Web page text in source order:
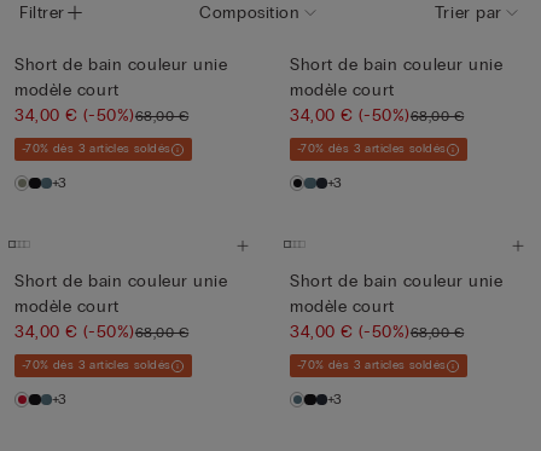
Filtrer Composition Trier par
Short de bain couleur unie
modèle court
34,00 €(-50%)68,00 €
-70% dès 3 articles soldés
+3
Short de bain couleur unie
modèle court
34,00 €(-50%)68,00 €
-70% dès 3 articles soldés
+3
Short de bain couleur unie
modèle court
34,00 €(-50%)68,00 €
-70% dès 3 articles soldés
+3
Short de bain couleur unie
modèle court
34,00 €(-50%)68,00 €
-70% dès 3 articles soldés
+3